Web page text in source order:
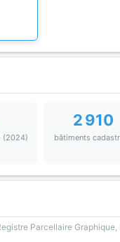
(2024)
2 910
bâtiments
Parcellaire Graphique,